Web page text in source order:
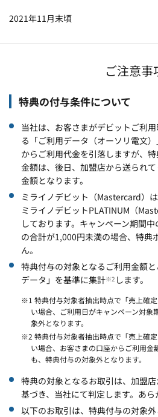
2021年11月末頃
ご注意事
特典の付与条件について
当社は、お客さまがデビットご利
る「ご利用データ（オーソリ電文
からご利用代金を引落しますが、
金額は、後日、加盟店から送られ
金額となります。
ミライノデビット（Mastercard）
ミライノデビットPLATINUM（
しております。キャンペーン期間
の合計が1,000円未満の場合、特典
ん。
特典付与の対象となるご利用金額と
データ」を基準に集計※2 します。
※1 特典付与対象者抽出時点で「売上確
い場合、ご利用日がキャンペーン対象
象外となります。
※2 特典付与対象者抽出時点で「売上確
い場合、お客さまの口座からご利用金
も、特典付与の対象外となります。
特典の対象となるお取引は、加盟
基づき、当社にて判定します。あら
以下のお取引は、特典付与の対象外